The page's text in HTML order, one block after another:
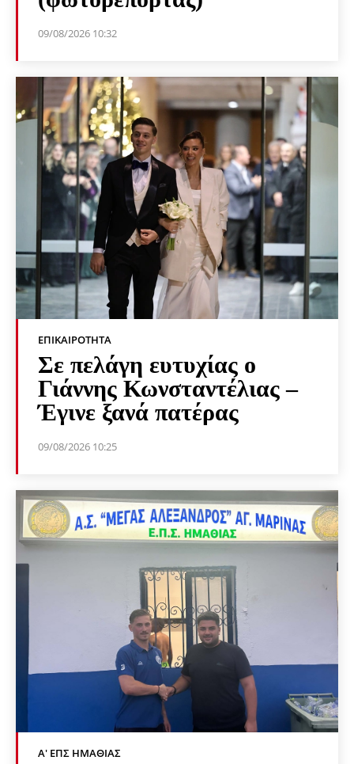
09/08/2026 10:32
ΕΠΙΚΑΙΡΌΤΗΤΑ
Σε πελάγη ευτυχίας ο
Γιάννης Κωνσταντέλιας –
Έγινε ξανά πατέρας
09/08/2026 10:25
Α' ΕΠΣ ΗΜΑΘΊΑΣ